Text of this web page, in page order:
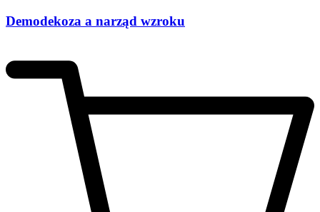
Demodekoza a narząd wzroku